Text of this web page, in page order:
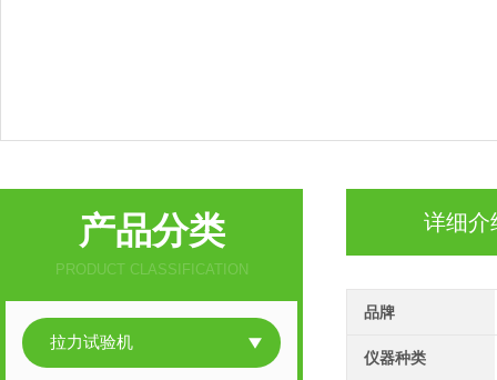
详细介
品牌
仪器种类
产品分类
PRODUCT CLASSIFICATION
拉力试验机